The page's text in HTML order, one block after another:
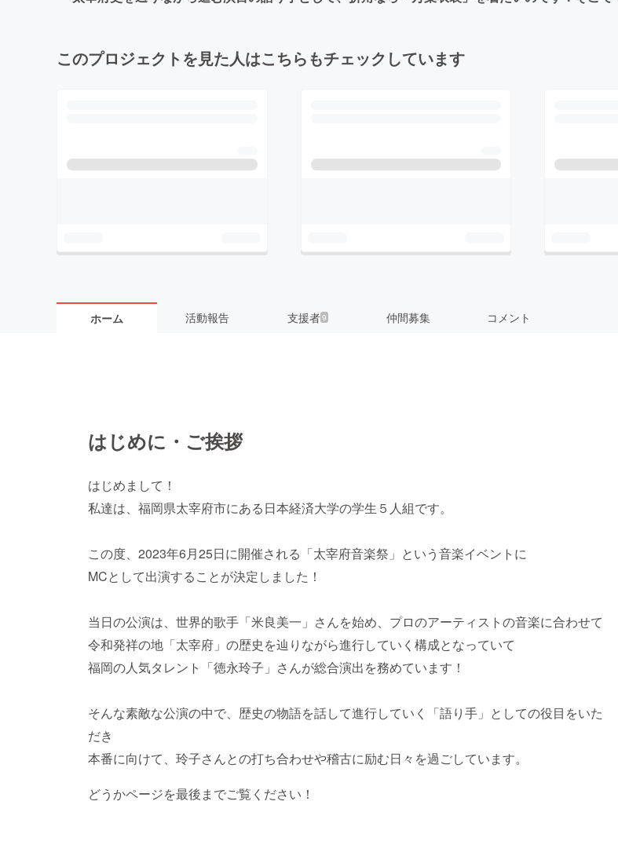
このプロジェクトを見た人はこちらもチェックしています
ホーム 活動報告 支援者9 仲間募集 コメント
はじめに・ご挨拶
はじめまして！
私達は、福岡県太宰府市にある日本経済大学の学生５人組です。
この度、2023年6月25日に開催される「太宰府音楽祭」という音楽イベントに
MCとして出演することが決定しました！
当日の公演は、世界的歌手「米良美一」さんを始め、プロのアーティストの音楽に合わせて
令和発祥の地「太宰府」の歴史を辿りながら進行していく構成となっていて
福岡の人気タレント「徳永玲子」さんが総合演出を務めています！
そんな素敵な公演の中で、歴史の物語を話して進行していく「語り手」としての役目をいた
だき
本番に向けて、玲子さんとの打ち合わせや稽古に励む日々を過ごしています。
どうかページを最後までご覧ください！